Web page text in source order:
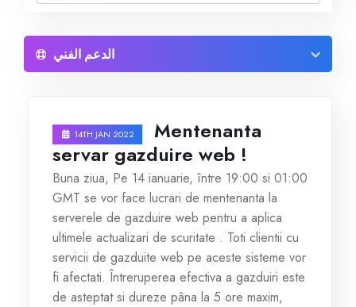
Reseller Web Hosting
Servere VDS VPS
Counter Strike 1.6
Counter Strike Go
GTA San Andreas
Servere Metin2
الدعم الفني
14TH JAN 2022
Mentenanta
servar gazduire web !
Buna ziua, Pe 14 ianuarie, între 19:00 si 01:00
GMT se vor face lucrari de mentenanta la
serverele de gazduire web pentru a aplica
ultimele actualizari de scuritate . Toti clientii cu
servicii de gazduite web pe aceste sisteme vor
fi afectati. Întreruperea efectiva a gazduiri este
de asteptat si dureze pâna la 5 ore maxim,